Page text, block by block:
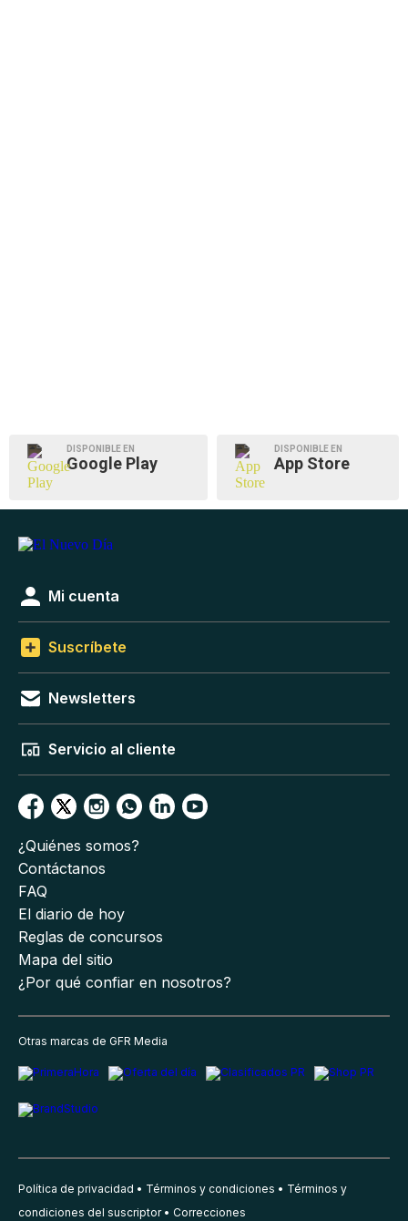
DISPONIBLE EN
Google Play
DISPONIBLE EN
App Store
Mi cuenta
Suscríbete
Newsletters
Servicio al cliente
¿Quiénes somos?
Contáctanos
FAQ
El diario de hoy
Reglas de concursos
Mapa del sitio
¿Por qué confiar en nosotros?
Otras marcas de GFR Media
Política de privacidad Términos y condiciones
Términos y
condiciones del suscriptor
Correcciones